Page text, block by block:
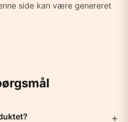
side kan være genereret